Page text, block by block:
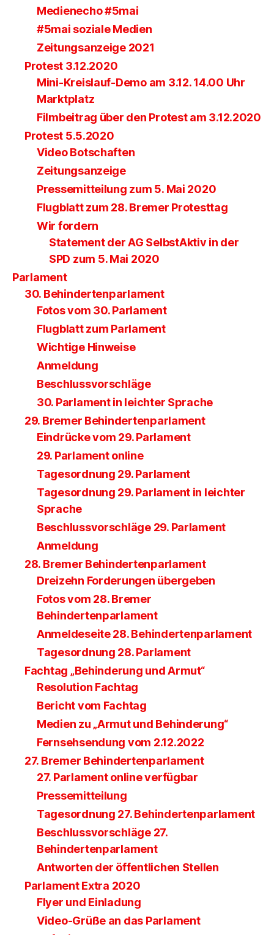
Medienecho #5mai
#5mai soziale Medien
Zeitungsanzeige 2021
Protest 3.12.2020
Mini-Kreislauf-Demo am 3.12. 14.00 Uhr
Marktplatz
Filmbeitrag über den Protest am 3.12.2020
Protest 5.5.2020
Video Botschaften
Zeitungsanzeige
Pressemitteilung zum 5. Mai 2020
Flugblatt zum 28. Bremer Protesttag
Wir fordern
Statement der AG SelbstAktiv in der
SPD zum 5. Mai 2020
Parlament
30. Behindertenparlament
Fotos vom 30. Parlament
Flugblatt zum Parlament
Wichtige Hinweise
Anmeldung
Beschlussvorschläge
30. Parlament in leichter Sprache
29. Bremer Behindertenparlament
Eindrücke vom 29. Parlament
29. Parlament online
Tagesordnung 29. Parlament
Tagesordnung 29. Parlament in leichter
Sprache
Beschlussvorschläge 29. Parlament
Anmeldung
28. Bremer Behindertenparlament
Dreizehn Forderungen übergeben
Fotos vom 28. Bremer
Behindertenparlament
Anmeldeseite 28. Behindertenparlament
Tagesordnung 28. Parlament
Fachtag „Behinderung und Armut“
Resolution Fachtag
Bericht vom Fachtag
Medien zu „Armut und Behinderung“
Fernsehsendung vom 2.12.2022
27. Bremer Behindertenparlament
27. Parlament online verfügbar
Pressemitteilung
Tagesordnung 27. Behindertenparlament
Beschlussvorschläge 27.
Behindertenparlament
Antworten der öffentlichen Stellen
Parlament Extra 2020
Flyer und Einladung
Video-Grüße an das Parlament